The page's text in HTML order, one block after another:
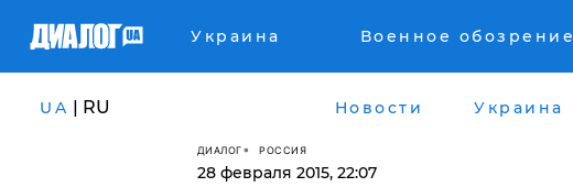
Украина Военное обозрение
UA | RU Новости Украина
ДИАЛОГ РОССИЯ
28 февраля 2015, 22:07